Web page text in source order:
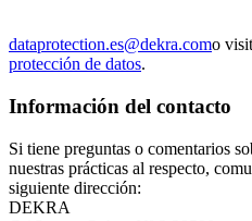
dataprotection.es@dekra.como
protección de datos.
Información del contacto
Si tiene preguntas o comentarios
nuestras prácticas al respecto,
siguiente dirección:
DEKRA